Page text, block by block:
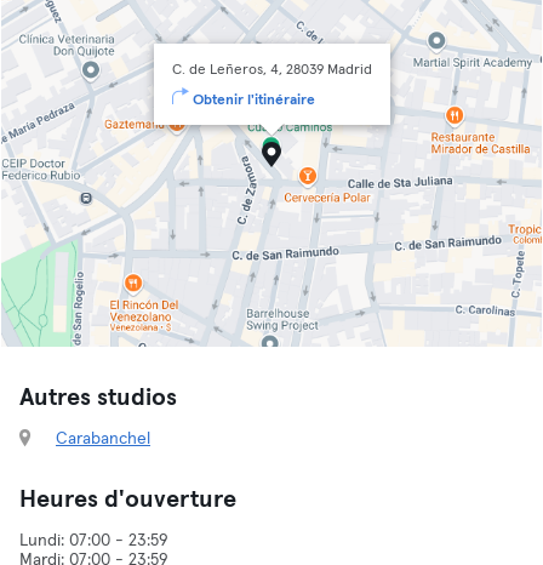
C. de Leñeros, 4, 28039 Madrid
Obtenir l'itinéraire
Autres studios
Carabanchel
Heures d'ouverture
Lundi: 07:00 - 23:59
Mardi: 07:00 - 23:59